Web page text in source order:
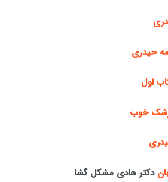
حیدری
اول
خوب
دکتر هادی مشکل گشا